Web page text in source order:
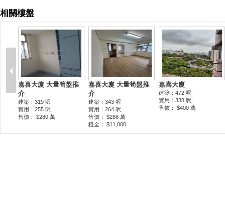
相關樓盤
嘉喜大廈 大量筍盤推
介
建築：319 呎
實用：255 呎
售價： $280 萬
嘉喜大廈 大量筍盤推
介
建築：343 呎
實用：264 呎
售價： $268 萬
租金： $11,800
嘉喜大廈
建築：472 呎
實用：338 呎
售價： $400 萬